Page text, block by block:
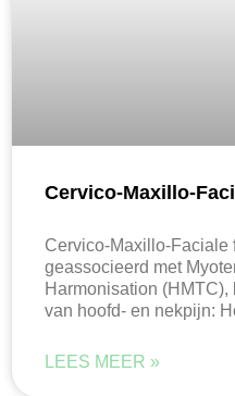
Cervico-Maxillo-
Cervico-Maxillo-Faciale
geassocieerd met
Harmonisation
van hoofd- en nekpijn:
LEES MEER »